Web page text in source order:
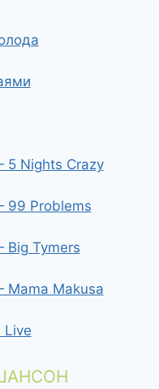
5 Nights Crazy
99 Problems
Big Tymers
Mama Makusa
Live